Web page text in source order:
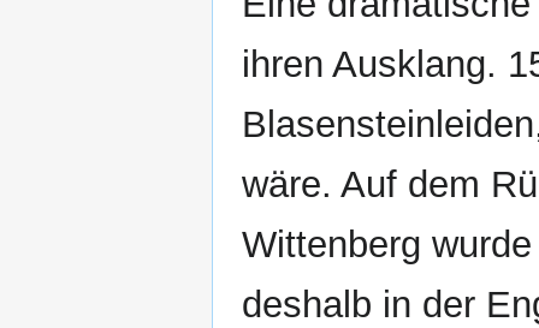
ihren Ausklang.
wäre. Auf dem
Wittenberg
deshalb in der